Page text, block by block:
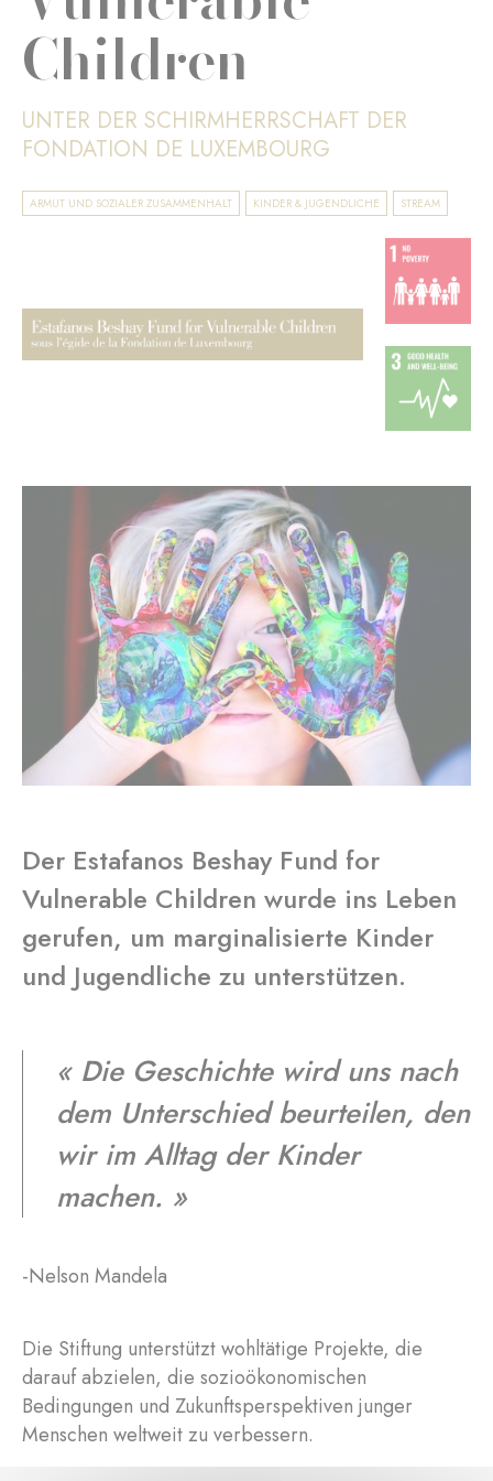
Children
UNTER DER SCHIRMHERRSCHAFT DER
FONDATION DE LUXEMBOURG
ARMUT UND SOZIALER ZUSAMMENHALT KINDER & JUGENDLICHE STREAM
Der Estafanos Beshay Fund for
Vulnerable Children wurde ins Leben
gerufen, um marginalisierte Kinder
und Jugendliche zu unterstützen.
« Die Geschichte wird uns nach
dem Unterschied beurteilen, den
wir im Alltag der Kinder
machen. »
-Nelson Mandela
Die Stiftung unterstützt wohltätige Projekte, die
darauf abzielen, die sozioökonomischen
Bedingungen und Zukunftsperspektiven junger
Menschen weltweit zu verbessern.